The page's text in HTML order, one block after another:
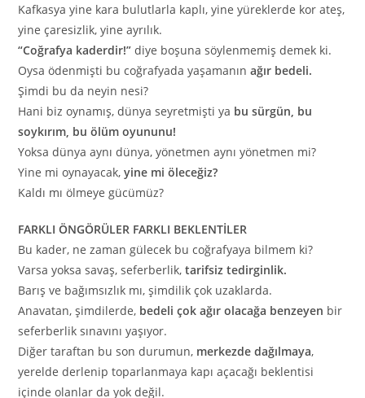
Kafkasya yine kara bulutlarla kaplı, yine yüreklerde kor ateş,
yine çaresizlik, yine ayrılık.
“Coğrafya kaderdir!” diye boşuna söylenmemiş demek ki.
Oysa ödenmişti bu coğrafyada yaşamanınağır bedeli.
Şimdi bu da neyin nesi?
Hani biz oynamış, dünya seyretmişti ya bu sürgün, bu
soykırım, bu ölüm oyununu!
Yoksa dünya aynı dünya, yönetmen aynı yönetmen mi?
Yine mi oynayacak,yine mi öleceğiz?
Kaldı mı ölmeye gücümüz?
FARKLI ÖNGÖRÜLER FARKLI BEKLENTİLER
Bu kader, ne zaman gülecek bu coğrafyaya bilmem ki?
Varsa yoksa savaş, seferberlik,tarifsiz tedirginlik.
Barış ve bağımsızlık mı, şimdilik çok uzaklarda.
Anavatan, şimdilerde, bedeli çok ağır olacağa benzeyen bir
seferberlik sınavını yaşıyor.
Diğer taraftan bu son durumun, merkezde dağılmaya,
yerelde derlenip toparlanmaya kapı açacağı beklentisi
içinde olanlar da yok değil.